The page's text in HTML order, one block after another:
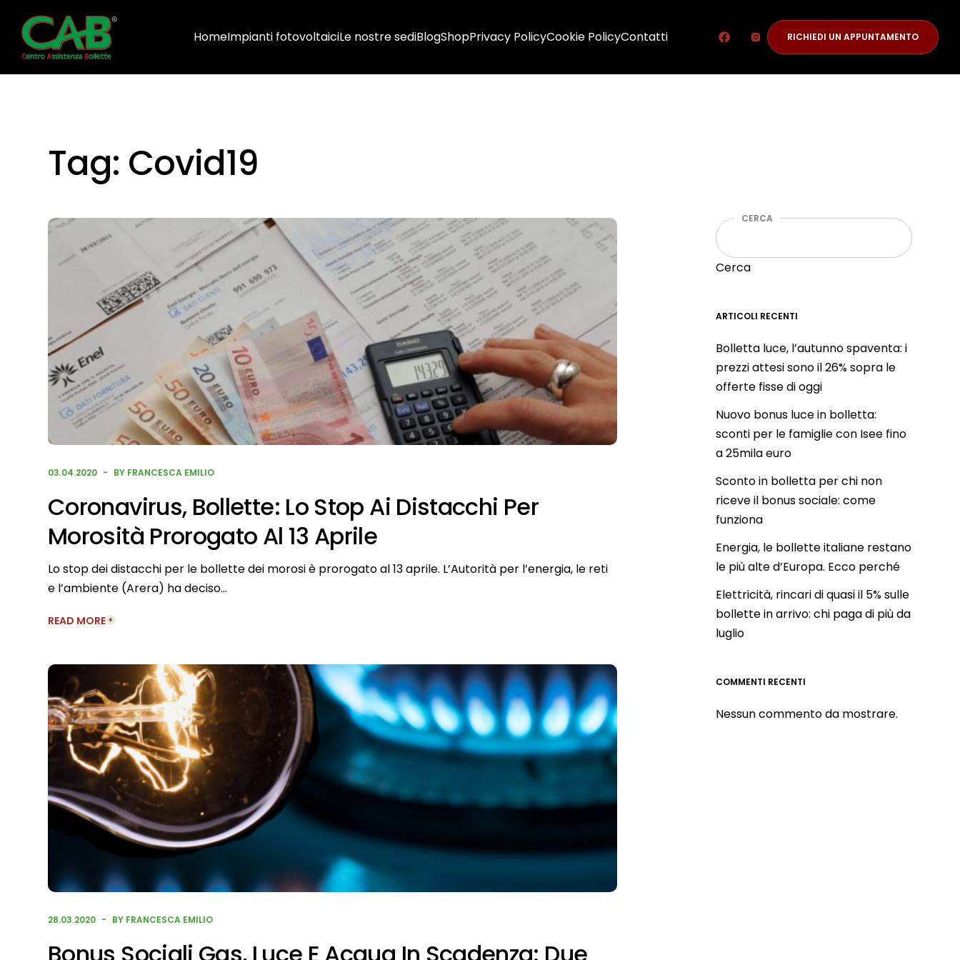
HomeImpianti fotovoltaiciLe nostre sediBlogShopPrivacy PolicyCookie PolicyContatti RICHIEDI UN APPUNTAMENTO
Tag: Covid19
03.04.2020 BY FRANCESCA EMILIO
Coronavirus, Bollette: Lo Stop Ai Distacchi Per
Morosità Prorogato Al 13 Aprile
Lo stop dei distacchi per le bollette dei morosi è prorogato al 13 aprile. L’Autorità per l’energia, le reti
e l’ambiente (Arera) ha deciso…
READ MORE
28.03.2020 BY FRANCESCA EMILIO
CERCA
Cerca
ARTICOLI RECENTI
Bolletta luce, l’autunno spaventa: i
prezzi attesi sono il 26% sopra le
offerte fisse di oggi
Nuovo bonus luce in bolletta:
sconti per le famiglie con Isee fino
a 25mila euro
Sconto in bolletta per chi non
riceve il bonus sociale: come
funziona
Energia, le bollette italiane restano
le più alte d’Europa. Ecco perché
Elettricità, rincari di quasi il 5% sulle
bollette in arrivo: chi paga di più da
luglio
COMMENTI RECENTI
Nessun commento da mostrare.